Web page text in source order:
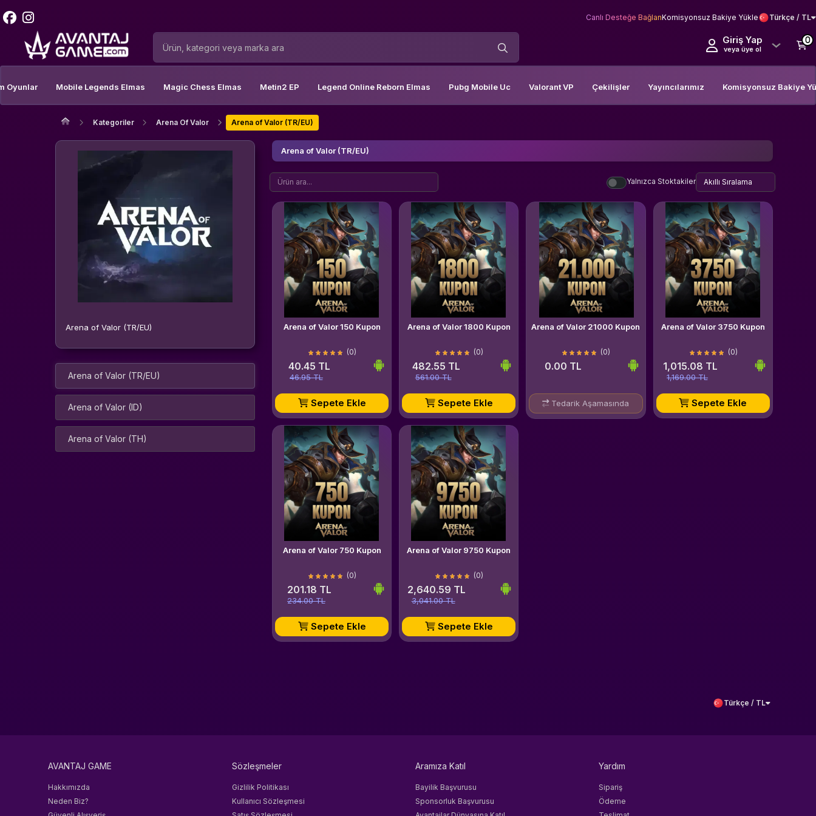
Canlı Desteğe BağlanKomisyonsuz Bakiye Yükle Türkçe / TL
Giriş Yap
veya üye ol
0
Oyunlar Mobile Legends Elmas Magic Chess Elmas Metin2 EP Legend Online Reborn Elmas Pubg Mobile Uc Valorant VP Çekilişler Yayıncılarımız Komisyonsuz Bakiye
Kategoriler Arena Of Valor Arena of Valor (TR/EU)
Arena of Valor (TR/EU)
Arena of Valor (TR/EU)
Arena of Valor (ID)
Arena of Valor (TH)
Arena of Valor (TR/EU)
Yalnızca Stoktakiler
Arena of Valor 150 Kupon
(0)
40.45 TL
46.95 TL
Sepete Ekle
Arena of Valor 1800 Kupon
(0)
482.55 TL
561.00 TL
Sepete Ekle
Arena of Valor 21000 Kupon
(0)
0.00 TL
Tedarik Aşamasında
Arena of Valor 3750 Kupon
(0)
1,015.08 TL
1,169.00 TL
Sepete Ekle
Arena of Valor 750 Kupon
(0)
201.18 TL
234.00 TL
Sepete Ekle
Arena of Valor 9750 Kupon
(0)
2,640.59 TL
3,041.00 TL
Sepete Ekle
Türkçe / TL
AVANTAJ GAME
Hakkımızda
Neden Biz?
Sözleşmeler
Gizlilik Politikası
Kullanıcı Sözleşmesi
Aramıza Katıl
Bayilik Başvurusu
Sponsorluk Başvurusu
Yardım
Sipariş
Ödeme